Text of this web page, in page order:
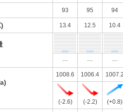
93 95 94
13.4 12.5 10.4
--- --- ---
1008.6 1006.4
(-2.6) (-2.2) (+0.8)